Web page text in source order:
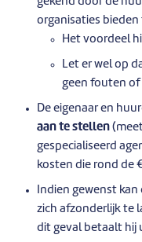
organisaties
Het voordeel
Let er wel op
geen fouten
De eigenaar en
aan te stellen
gespecialiseerd
kosten die rond de
Indien gewenst
zich afzonderlijk te
dit geval betaalt hij